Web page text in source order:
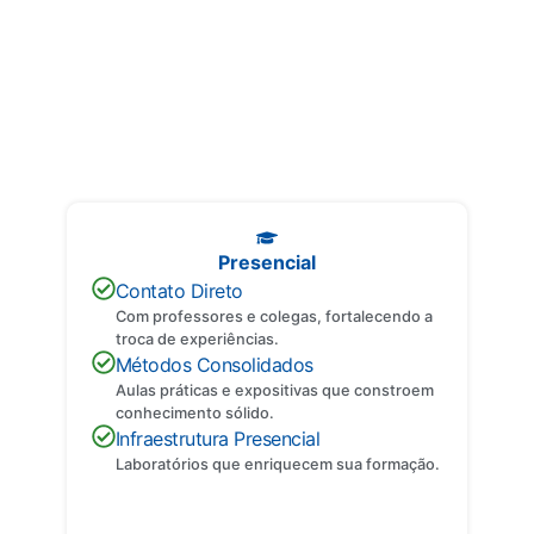
Presencial
Contato Direto
Com professores e colegas, fortalecendo a
troca de experiências.
Métodos Consolidados
Aulas práticas e expositivas que constroem
conhecimento sólido.
Infraestrutura Presencial
Laboratórios que enriquecem sua formação.